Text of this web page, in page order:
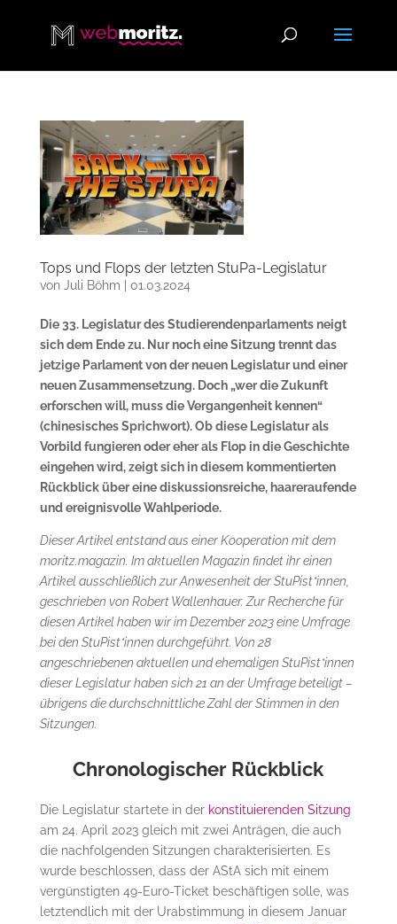
Tops und Flops der letzten StuPa-Legislatur
von Juli Böhm 01.03.2024
Die 33. Legislatur des Studierendenparlaments neigt
sich dem Ende zu. Nur noch eine Sitzung trennt das
jetzige Parlament von der neuen Legislatur und einer
neuen Zusammensetzung. Doch „wer die Zukunft
erforschen will, muss die Vergangenheit kennen“
(chinesisches Sprichwort). Ob diese Legislatur als
Vorbild fungieren oder eher als Flop in die Geschichte
eingehen wird, zeigt sich in diesem kommentierten
Rückblick über eine diskussionsreiche, haareraufende
und ereignisvolle Wahlperiode.
Dieser Artikel entstand aus einer Kooperation mit dem
moritz.magazin. Im aktuellen Magazin findet ihr einen
Artikel ausschließlich zur Anwesenheit der StuPist*innen,
geschrieben von Robert Wallenhauer. Zur Recherche für
diesen Artikel haben wir im Dezember 2023 eine Umfrage
bei den StuPist*innen durchgeführt. Von 28
angeschriebenen aktuellen und ehemaligen StuPist*innen
dieser Legislatur haben sich 21 an der Umfrage beteiligt –
übrigens die durchschnittliche Zahl der Stimmen in den
Sitzungen.
Chronologischer Rückblick
Die Legislatur startete in der konstituierenden Sitzung
am 24. April 2023 gleich mit zwei Anträgen, die auch
die nachfolgenden Sitzungen charakterisierten. Es
wurde beschlossen, dass der AStA sich mit einem
vergünstigten 49-Euro-Ticket beschäftigen solle, was
letztendlich mit der Urabstimmung in diesem Januar